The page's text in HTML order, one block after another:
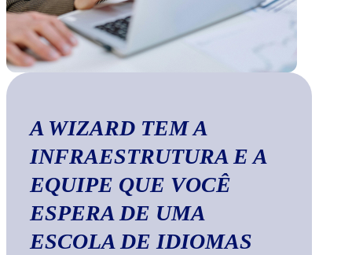
A WIZARD TEM A
INFRAESTRUTURA E A
EQUIPE QUE VOCÊ
ESPERA DE UMA
ESCOLA DE IDIOMAS